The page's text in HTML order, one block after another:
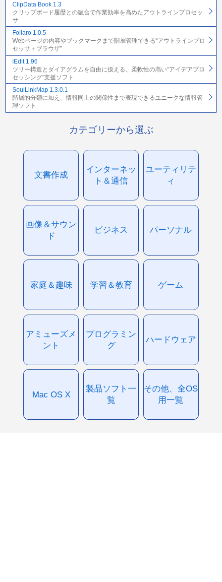
ClipData Book 1.3
クリップボード履歴との融合で作業効率を高めたアウトラインプロセッ
サ
Foliaro 1.0.5
Webページの内容やブックマークまで階層管理できる“アウトラインプロ
セッサ＋ブラウザ”
iEdit 1.96
ツリー構造とダイアグラムを自由に扱える、柔軟性の高い“アイデアプロ
セッシング”支援ソフト
SoulLinkMap 1.3.0.1
階層的分類に加え、情報同士の関係性まで表現できるユニークな情報管
理ソフト
カテゴリーから選ぶ
文書作成
インターネッ
ト＆通信
ユーティリテ
ィ
画像＆サウン
ド
ビジネス パーソナル
家庭＆趣味 学習＆教育 ゲーム
アミューズメ
ント
プログラミン
グ
ハードウェア
Mac OS X
製品ソフト一
覧
その他、全OS
用一覧